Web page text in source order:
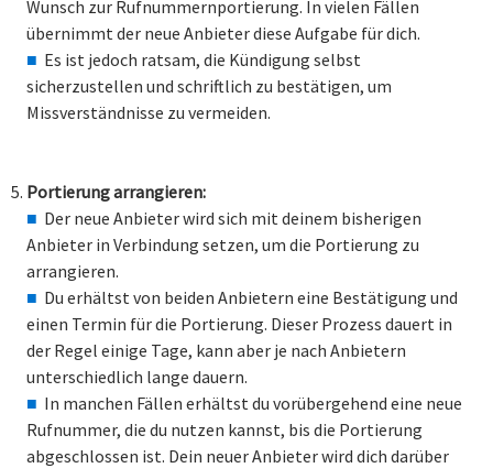
Wunsch zur Rufnummernportierung. In vielen Fällen
übernimmt der neue Anbieter diese Aufgabe für dich.
Es ist jedoch ratsam, die Kündigung selbst
sicherzustellen und schriftlich zu bestätigen, um
Missverständnisse zu vermeiden.
Portierung arrangieren:
Der neue Anbieter wird sich mit deinem bisherigen
Anbieter in Verbindung setzen, um die Portierung zu
arrangieren.
Du erhältst von beiden Anbietern eine Bestätigung und
einen Termin für die Portierung. Dieser Prozess dauert in
der Regel einige Tage, kann aber je nach Anbietern
unterschiedlich lange dauern.
In manchen Fällen erhältst du vorübergehend eine neue
Rufnummer, die du nutzen kannst, bis die Portierung
abgeschlossen ist. Dein neuer Anbieter wird dich darüber